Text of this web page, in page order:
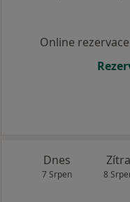
Online
Dnes
7 Srpen
Zítra
8